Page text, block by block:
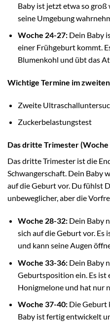
Baby ist jetzt etwa so groß
seine Umgebung
Woche 24-27:Dein Baby
einer Frühgeburt kommt.
Blumenkohl und übt das
Wichtige Termine im
Zweite
Zuckerbelastungstest
Das dritte Trimester (Woche
Das dritte Trimester ist die
Schwangerschaft. Dein Baby
auf die Geburt vor. Du fühlst
unbeweglicher, aber die
Woche 28-32:Dein Baby
sich auf die Geburt vor. Es
und kann seine Augen
Woche 33-36:Dein Baby
Geburtsposition ein. Es ist
Honigmelone und hat nur
Woche 37-40:Die Geburt
Baby ist fertig entwickelt